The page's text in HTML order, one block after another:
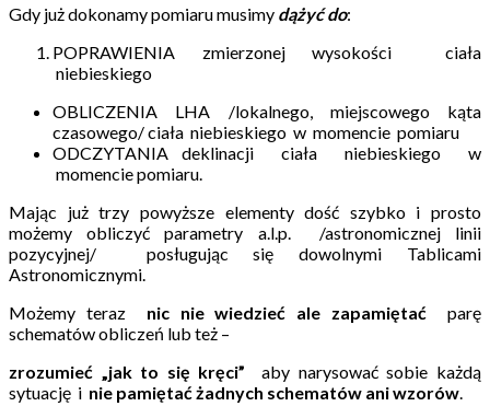
Gdy już dokonamy pomiaru musimy dążyć do:
POPRAWIENIA zmierzonej wysokości ciała
niebieskiego
OBLICZENIA LHA /lokalnego, miejscowego kąta
czasowego/ ciała niebieskiego w momencie pomiaru
ODCZYTANIA deklinacji ciała niebieskiego w
momencie pomiaru.
Mając już trzy powyższe elementy dość szybko i prosto
możemy obliczyć parametry a.l.p. /astronomicznej linii
pozycyjnej/ posługując się dowolnymi Tablicami
Astronomicznymi.
Możemy teraz nic nie wiedzieć ale zapamiętaćparę
schematów obliczeń lub też –
zrozumieć „jak to się kręci”
aby narysować sobie każdą
sytuację i nie pamiętać żadnych schematów ani wzorów.